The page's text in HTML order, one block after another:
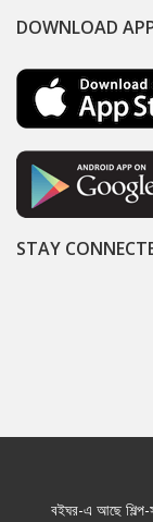
DOWNLOAD
STAY
বইঘর-এ আছে শিল্প-